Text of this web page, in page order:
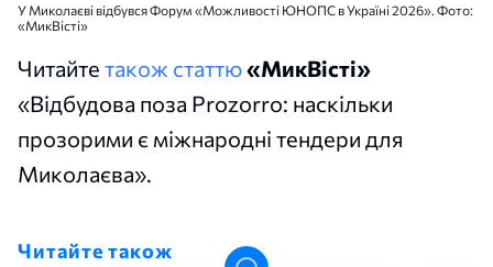
У Миколаєві відбувся Форум «Можливості ЮНОПС в Україні 2026». Фото:
«МикВісті»
Читайте також статтю«МикВісті»
«Відбудова поза Prozorro: наскільки
прозорими є міжнародні тендери для
Миколаєва».
Читайте також